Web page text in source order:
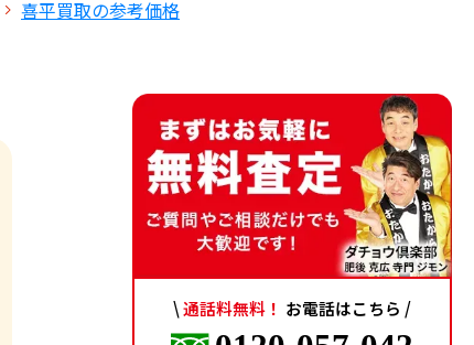
喜平買取の参考価格
\通話料無料！ お電話はこちら /